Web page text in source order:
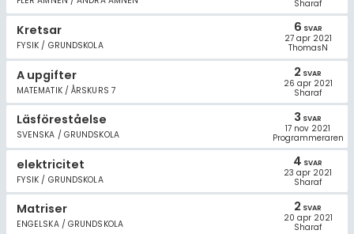
Sharaf
Kretsar
FYSIK / GRUNDSKOLA
6 SVAR
27 apr 2021
ThomasN
A upgifter
MATEMATIK / ÅRSKURS 7
2 SVAR
26 apr 2021
Sharaf
Läsföreståelse
SVENSKA / GRUNDSKOLA
3 SVAR
17 nov 2021
Programmeraren
elektricitet
FYSIK / GRUNDSKOLA
4 SVAR
23 apr 2021
Sharaf
Matriser
ENGELSKA / GRUNDSKOLA
2 SVAR
20 apr 2021
Sharaf